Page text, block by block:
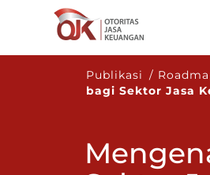
Publikasi /
bagi Sektor Jasa